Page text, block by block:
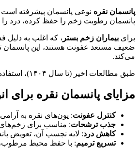
پانسمان نقره
پانسمان رطوبت زخم را حفظ کرده، درد
برای بیماران زخم بستر ، که اغلب به دلیل
ضعیف مستعد عفونت هستند، این پانسمان
می‌کند.
طبق مطالعات اخیر (تا سال ۱۴۰۴)، استفاده از پانسمان نقره می‌تواند زمان بهبودی را تا ۳۰% کاهش دهد. اما نکته مهم، انتخاب برند و سایز مناسب بر اساس شدت زخم است.
مزایای پانسمان نقره برای
کنترل عفونت: یون‌های نقره به
جذب ترشحات: مناسب برای زخم‌های
کاهش درد: لایه نچسب آن، تعویض
تسریع ترمیم: با حفظ محیط